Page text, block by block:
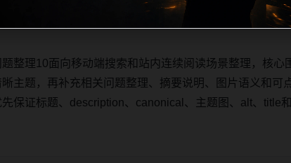
保证标题、description、canonical、主题图、alt、title
整理10面向移动端搜索和站内连续阅读场景整理，核心
主题，再补充相关问题整理、摘要说明、图片语义和可
保证标题、description、canonical、主题图、alt、title